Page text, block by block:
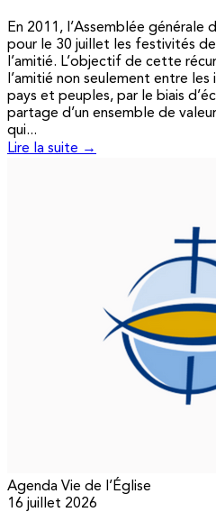
En 2011, l’Assemblée générale
pour le 30 juillet les festivités
l’amitié. L’objectif de cette
l’amitié non seulement entre les
pays et peuples, par le biais
partage d’un ensemble de
qui...
Lire la suite →
Agenda Vie de l’Église
16 juillet 2026